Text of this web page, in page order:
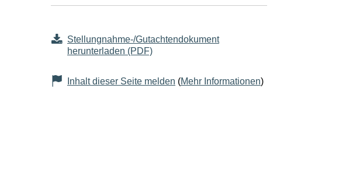
Seiteninhalt
Stellungnahme-/Gutachtendokument
herunterladen (PDF)
Inhalt dieser Seite melden (Mehr Informationen)